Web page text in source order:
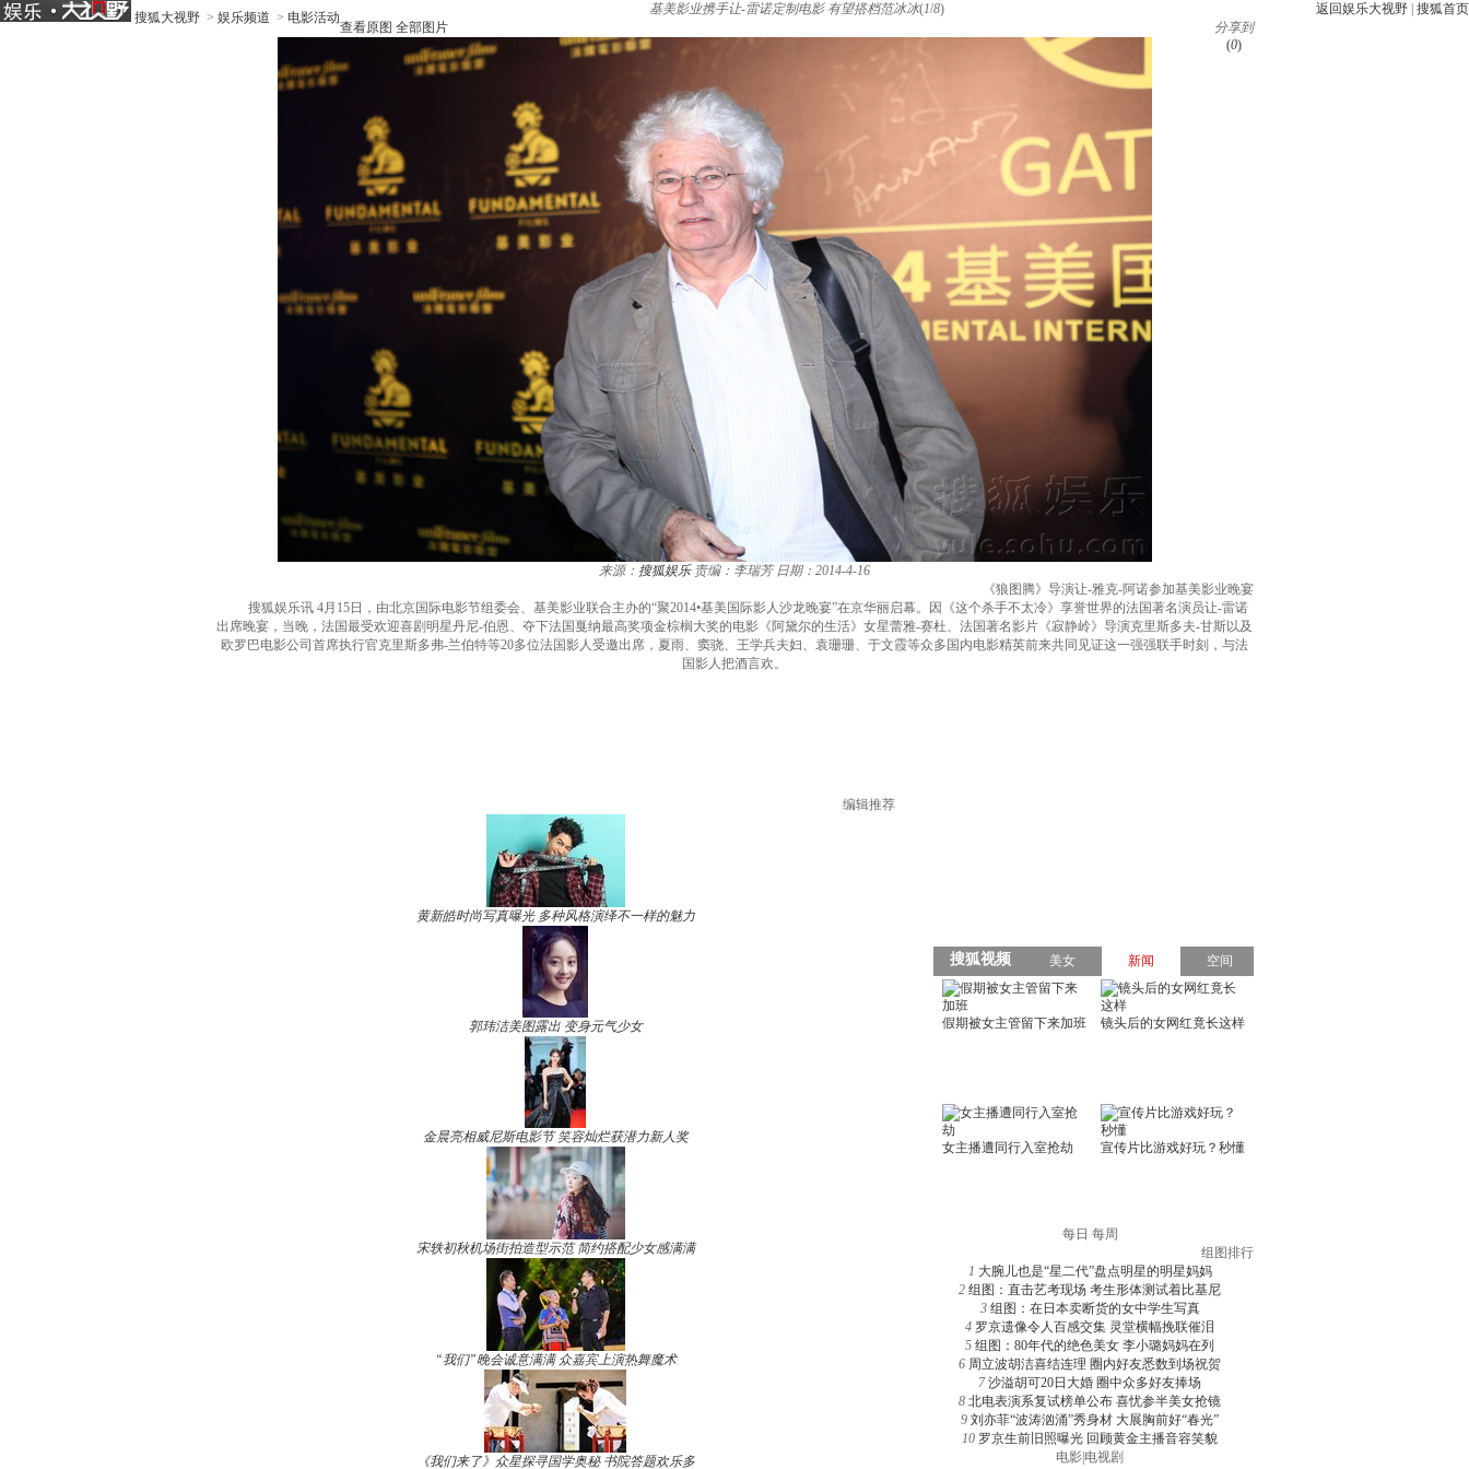
搜狐大视野 > 娱乐频道 > 电影活动
返回娱乐大视野 搜狐首页
基美影业携手让-雷诺定制电影 有望搭档范冰冰(1/8)
查看原图 全部图片
分享到
(0)
来源： 搜狐娱乐 责编：李瑞芳 日期：2014-4-16
《狼图腾》导演让-雅克-阿诺参加基美影业晚宴
搜狐娱乐讯 4月15日，由北京国际电影节组委会、基美影业联合主办的“聚2014•基美国际影人沙龙晚宴”在京华丽启幕。因《这个杀手不太冷》享誉世界的法国著名演员让-雷诺
出席晚宴，当晚，法国最受欢迎喜剧明星丹尼-伯恩、夺下法国戛纳最高奖项金棕榈大奖的电影《阿黛尔的生活》女星蕾雅-赛杜、法国著名影片《寂静岭》导演克里斯多夫-甘斯以及
欧罗巴电影公司首席执行官克里斯多弗-兰伯特等20多位法国影人受邀出席，夏雨、窦骁、王学兵夫妇、袁珊珊、于文霞等众多国内电影精英前来共同见证这一强强联手时刻，与法
国影人把酒言欢。
编辑推荐
黄新皓时尚写真曝光 多种风格演绎不一样的魅力
郭玮洁美图露出 变身元气少女
金晨亮相威尼斯电影节 笑容灿烂获潜力新人奖
宋轶初秋机场街拍造型示范 简约搭配少女感满满
“我们”晚会诚意满满 众嘉宾上演热舞魔术
《我们来了》众星探寻国学奥秘 书院答题欢乐多
每日 每周
组图排行
1 大腕儿也是“星二代”盘点明星的明星妈妈
2 组图：直击艺考现场 考生形体测试着比基尼
3 组图：在日本卖断货的女中学生写真
4 罗京遗像令人百感交集 灵堂横幅挽联催泪
5 组图：80年代的绝色美女 李小璐妈妈在列
6 周立波胡洁喜结连理 圈内好友悉数到场祝贺
7 沙溢胡可20日大婚 圈中众多好友捧场
8 北电表演系复试榜单公布 喜忧参半美女抢镜
9 刘亦菲“波涛汹涌”秀身材 大展胸前好“春光”
10 罗京生前旧照曝光 回顾黄金主播音容笑貌
电影 电视剧